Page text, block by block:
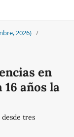
2026) /
en
años la
desde tres